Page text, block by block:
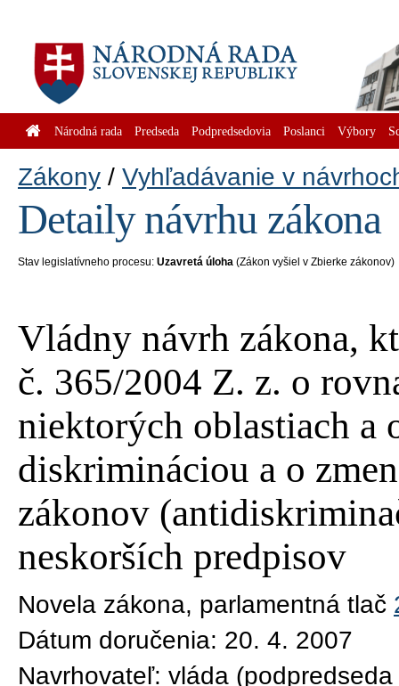
Národná rada Predseda Podpredsedovia Poslanci Výbory
Zákony Vyhľadávanie v
Detaily návrhu zákona
Stav legislatívneho procesu: Uzavretá úloha (Zákon vyšiel v Zbierke zákonov)
Vládny návrh zákona,
č. 365/2004 Z. z. o
niektorých oblastiach a
diskrimináciou a o
zákonov
neskorších predpisov
Novela zákona, parlamentná tlač
Dátum doručenia: 20. 4. 2007
Navrhovateľ: vláda